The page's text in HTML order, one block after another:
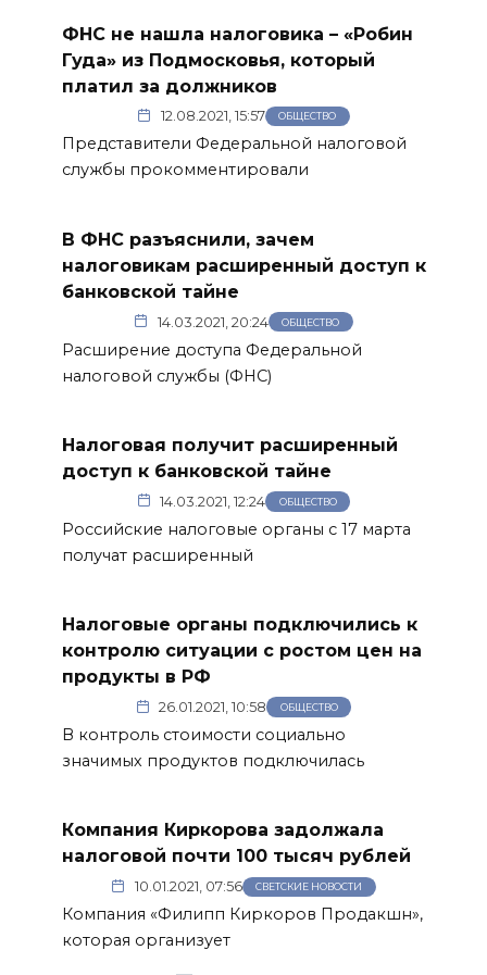
ФНС не нашла налоговика – «Робин
Гуда» из Подмосковья, который
платил за должников
12.08.2021, 15:57 ОБЩЕСТВО
Представители Федеральной налоговой
службы прокомментировали
В ФНС разъяснили, зачем
налоговикам расширенный доступ к
банковской тайне
14.03.2021, 20:24 ОБЩЕСТВО
Расширение доступа Федеральной
налоговой службы (ФНС)
Налоговая получит расширенный
доступ к банковской тайне
14.03.2021, 12:24 ОБЩЕСТВО
Российские налоговые органы с 17 марта
получат расширенный
Налоговые органы подключились к
контролю ситуации с ростом цен на
продукты в РФ
26.01.2021, 10:58 ОБЩЕСТВО
В контроль стоимости социально
значимых продуктов подключилась
Компания Киркорова задолжала
налоговой почти 100 тысяч рублей
10.01.2021, 07:56 СВЕТСКИЕ НОВОСТИ
Компания «Филипп Киркоров Продакшн»,
которая организует